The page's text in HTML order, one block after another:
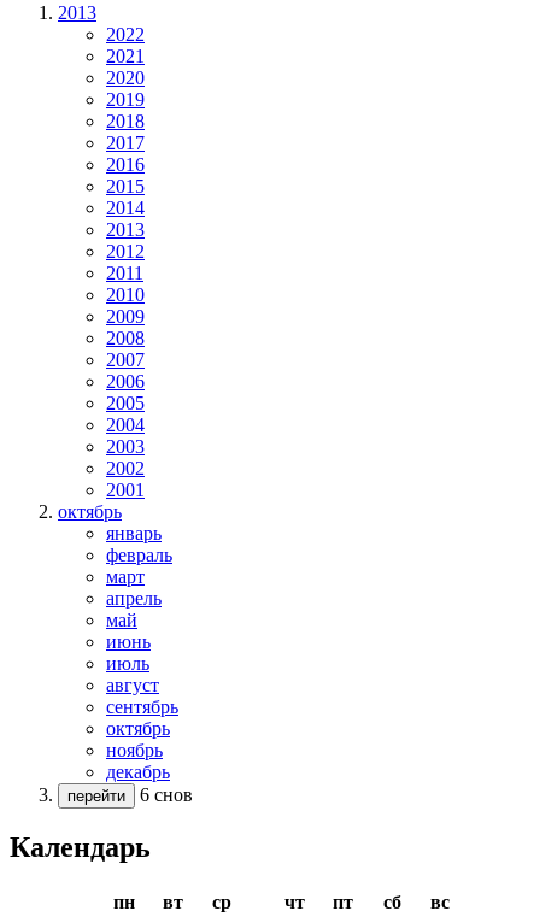
2013
2022
2021
2020
2019
2018
2017
2016
2015
2014
2013
2012
2011
2010
2009
2008
2007
2006
2005
2004
2003
2002
2001
октябрь
январь
февраль
март
апрель
май
июнь
июль
август
сентябрь
октябрь
ноябрь
декабрь
перейти 6 снов
Календарь
пн вт ср чт пт сб
вс